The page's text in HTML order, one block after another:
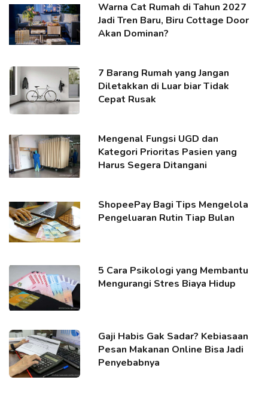
Warna Cat Rumah di Tahun 2027
Jadi Tren Baru, Biru Cottage Door
Akan Dominan?
7 Barang Rumah yang Jangan
Diletakkan di Luar biar Tidak
Cepat Rusak
Mengenal Fungsi UGD dan
Kategori Prioritas Pasien yang
Harus Segera Ditangani
ShopeePay Bagi Tips Mengelola
Pengeluaran Rutin Tiap Bulan
5 Cara Psikologi yang Membantu
Mengurangi Stres Biaya Hidup
Gaji Habis Gak Sadar? Kebiasaan
Pesan Makanan Online Bisa Jadi
Penyebabnya